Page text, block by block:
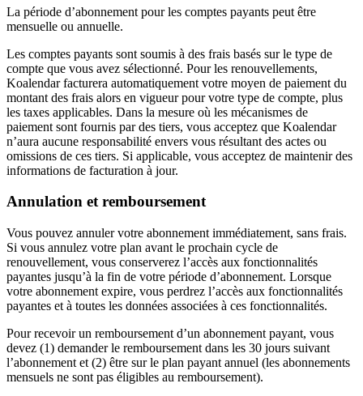
La période d’abonnement pour les comptes payants peut être
mensuelle ou annuelle.
Les comptes payants sont soumis à des frais basés sur le type de
compte que vous avez sélectionné. Pour les renouvellements,
Koalendar facturera automatiquement votre moyen de paiement du
montant des frais alors en vigueur pour votre type de compte, plus
les taxes applicables. Dans la mesure où les mécanismes de
paiement sont fournis par des tiers, vous acceptez que Koalendar
n’aura aucune responsabilité envers vous résultant des actes ou
omissions de ces tiers. Si applicable, vous acceptez de maintenir des
informations de facturation à jour.
Annulation et remboursement
Vous pouvez annuler votre abonnement immédiatement, sans frais.
Si vous annulez votre plan avant le prochain cycle de
renouvellement, vous conserverez l’accès aux fonctionnalités
payantes jusqu’à la fin de votre période d’abonnement. Lorsque
votre abonnement expire, vous perdrez l’accès aux fonctionnalités
payantes et à toutes les données associées à ces fonctionnalités.
Pour recevoir un remboursement d’un abonnement payant, vous
devez (1) demander le remboursement dans les 30 jours suivant
l’abonnement et (2) être sur le plan payant annuel (les abonnements
mensuels ne sont pas éligibles au remboursement).